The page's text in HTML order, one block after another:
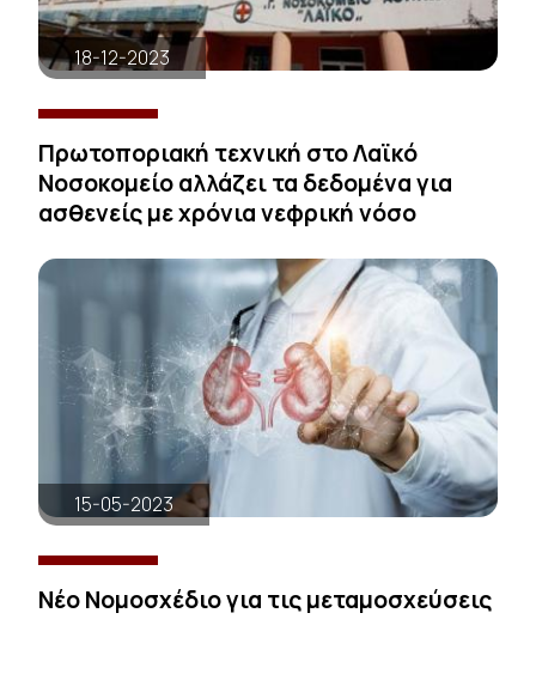
18-12-2023
Πρωτοποριακή τεχνική στο Λαϊκό
Νοσοκομείο αλλάζει τα δεδομένα για
ασθενείς με χρόνια νεφρική νόσο
15-05-2023
Νέο Νομοσχέδιο για τις μεταμοσχεύσεις